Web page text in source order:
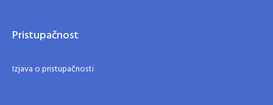
Pristupačnost
Izjava o pristupačnosti